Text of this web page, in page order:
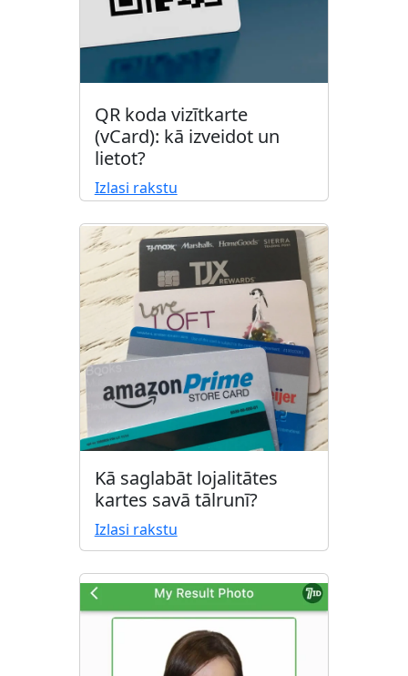
QR koda vizītkarte
(vCard): kā izveidot un
lietot?
Izlasi rakstu
Kā saglabāt lojalitātes
kartes savā tālrunī?
Izlasi rakstu